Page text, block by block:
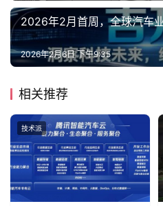
2026年2月首周，全球汽车
2026年2月6日 下午9:35
相关推荐
技术派